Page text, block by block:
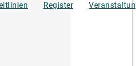
Register